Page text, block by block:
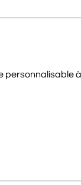
personnalisable